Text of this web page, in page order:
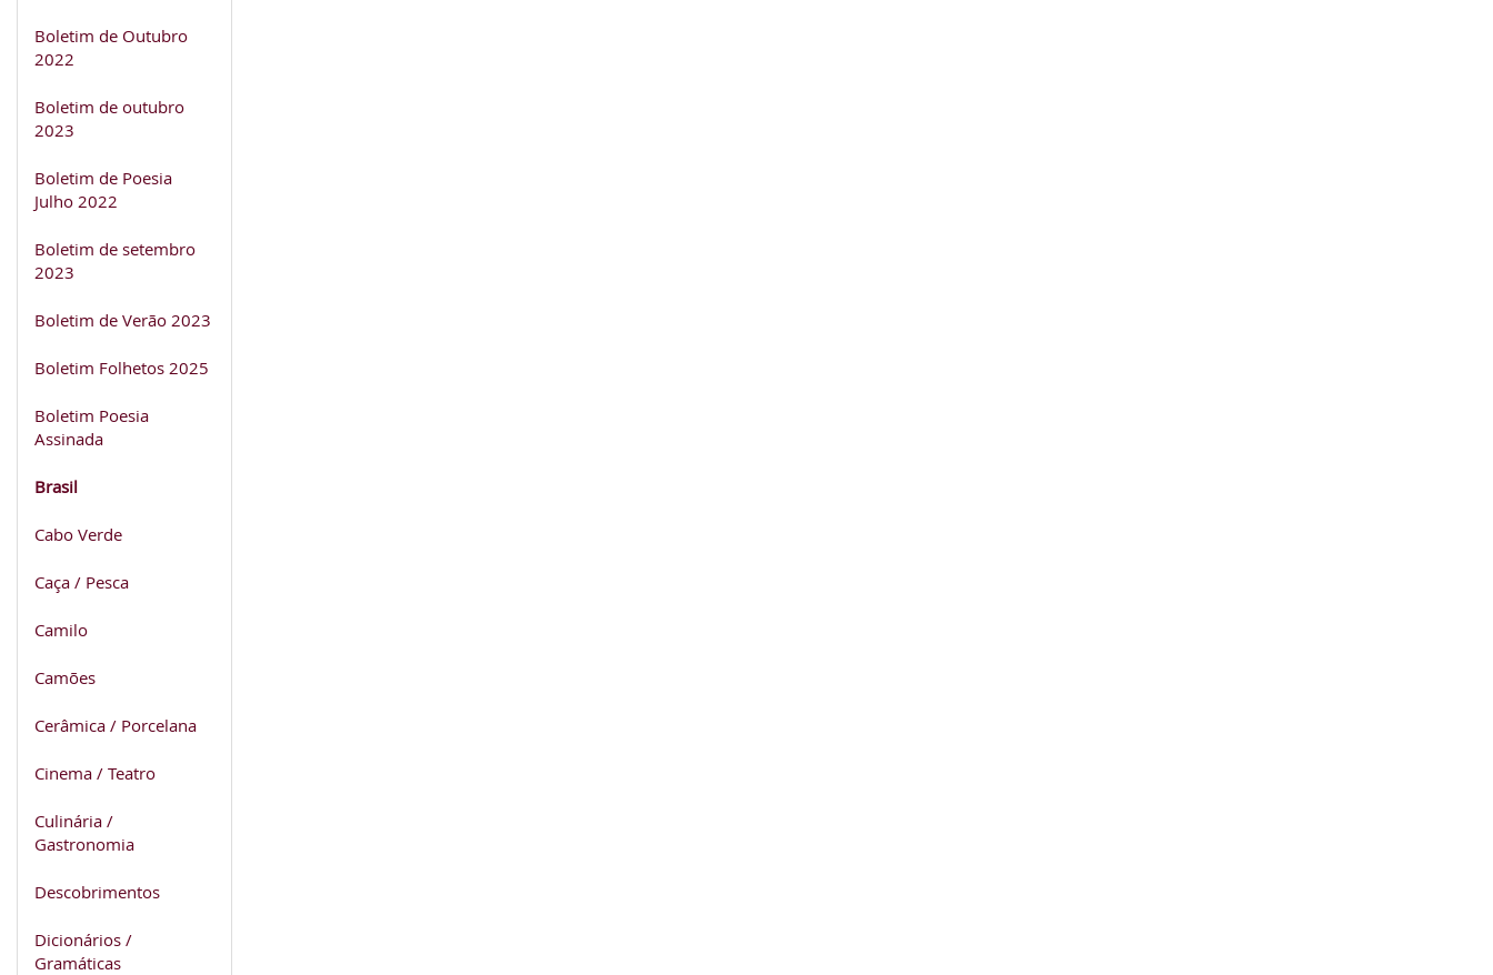
Boletim de Outubro
2022
Boletim de outubro
2023
Boletim de Poesia
Julho 2022
Boletim de setembro
2023
Boletim de Verão 2023
Boletim Folhetos 2025
Boletim Poesia
Assinada
Brasil
Cabo Verde
Caça / Pesca
Camilo
Camões
Cerâmica / Porcelana
Cinema / Teatro
Culinária /
Gastronomia
Descobrimentos
Dicionários /
Gramáticas